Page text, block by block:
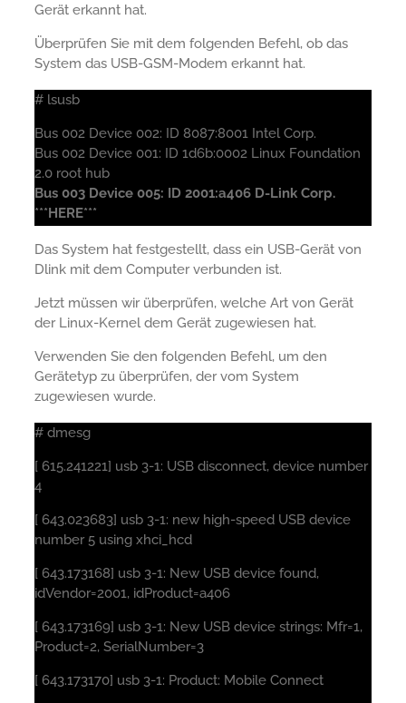
Gerät erkannt hat.
Überprüfen Sie mit dem folgenden Befehl, ob das
System das USB-GSM-Modem erkannt hat.
# lsusb
Bus 002 Device 002: ID 8087:8001 Intel Corp.
Bus 002 Device 001: ID 1d6b:0002 Linux Foundation
2.0 root hub
Bus 003 Device 005: ID 2001:a406 D-Link Corp.
***HERE***
Das System hat festgestellt, dass ein USB-Gerät von
Dlink mit dem Computer verbunden ist.
Jetzt müssen wir überprüfen, welche Art von Gerät
der Linux-Kernel dem Gerät zugewiesen hat.
Verwenden Sie den folgenden Befehl, um den
Gerätetyp zu überprüfen, der vom System
zugewiesen wurde.
# dmesg
[ 615.241221] usb 3-1: USB disconnect, device number
4
[ 643.023683] usb 3-1: new high-speed USB device
number 5 using xhci_hcd
[ 643.173168] usb 3-1: New USB device found,
idVendor=2001, idProduct=a406
[ 643.173169] usb 3-1: New USB device strings: Mfr=1,
Product=2, SerialNumber=3
[ 643.173170] usb 3-1: Product: Mobile Connect